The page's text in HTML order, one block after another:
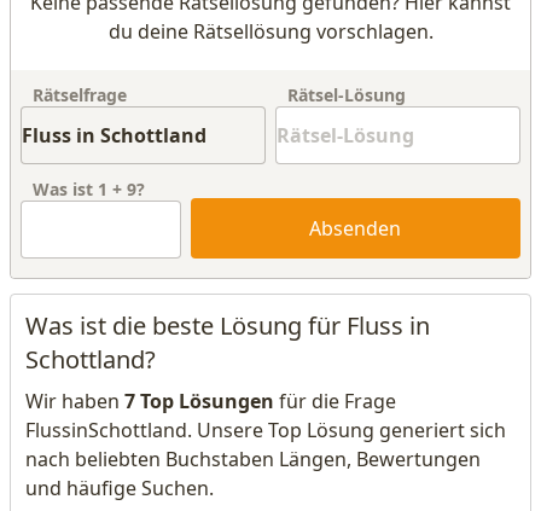
du deine Rätsellösung vorschlagen.
Rätselfrage Rätsel-Lösung
Was ist 1 + 9?
Absenden
Was ist die beste Lösung für Fluss in
Schottland?
Wir haben 7 Top Lösungen für die Frage
FlussinSchottland. Unsere Top Lösung generiert sich
nach beliebten Buchstaben Längen, Bewertungen
und häufige Suchen.